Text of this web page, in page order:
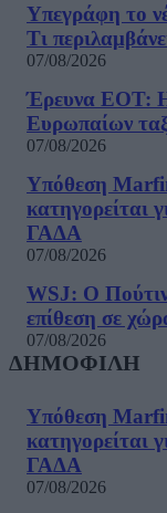
Υπεγράφη το
Τι
07/08/2026
Έρευνα ΕΟΤ: Η
Ευρωπαίων
07/08/2026
Υπόθεση
κατηγορείται
ΓΑΔΑ
07/08/2026
WSJ: Ο Πούτιν
επίθεση σε
07/08/2026
ΔΗΜΟΦΙΛΗ
Υπόθεση
κατηγορείται
ΓΑΔΑ
07/08/2026